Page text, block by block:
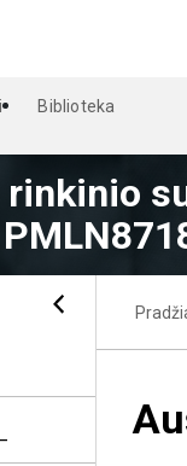
Biblioteka
rinkinio